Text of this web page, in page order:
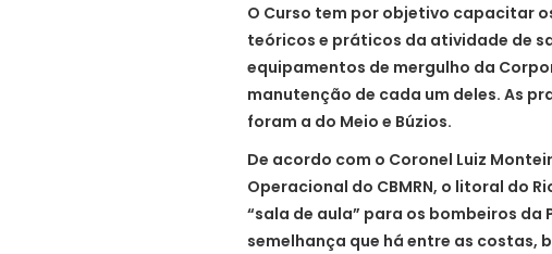
O Curso tem por objetivo capacitar
teóricos e práticos da atividade de
equipamentos de mergulho da
manutenção de cada um deles. As
foram a do Meio e Búzios.
De acordo com o Coronel Luiz
Operacional do CBMRN, o litoral do
“sala de aula” para os bombeiros
semelhança que há entre as costas,